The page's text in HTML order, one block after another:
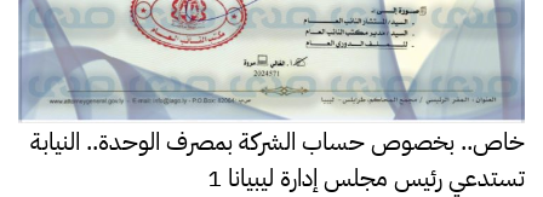
خاص.. بخصوص حساب الشركة بمصرف الوحدة.. النيابة
تستدعي رئيس مجلس إدارة ليبيانا 1